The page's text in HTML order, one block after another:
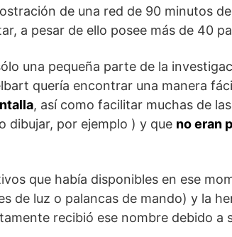
de una red de 90 minutos
a pesar de ello posee más de 40
una pequeña parte de la
quería encontrar una manera
, así como facilitar muchas de
dibujar, por ejemplo ) y que no eran
que había disponibles en ese
de luz o palancas de mando) y la
recibió ese nombre debido a